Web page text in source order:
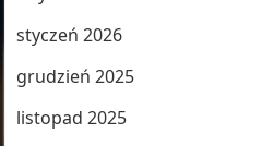
styczeń 2026
grudzień 2025
listopad 2025